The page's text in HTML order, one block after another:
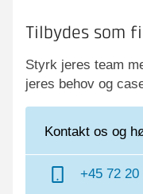
Tilbydes som
Styrk jeres team
jeres behov og
Kontakt os og
+45 72 20